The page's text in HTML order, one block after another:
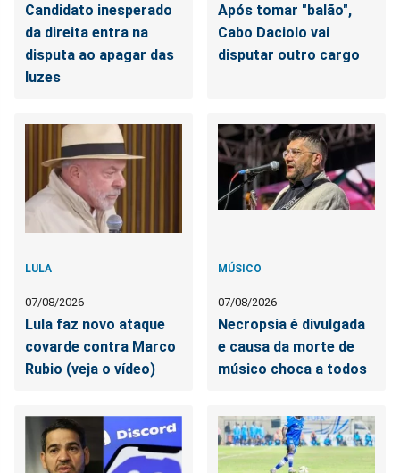
Candidato inesperado
da direita entra na
disputa ao apagar das
luzes
Após tomar "balão",
Cabo Daciolo vai
disputar outro cargo
LULA
07/08/2026
Lula faz novo ataque
covarde contra Marco
Rubio (veja o vídeo)
MÚSICO
07/08/2026
Necropsia é divulgada
e causa da morte de
músico choca a todos